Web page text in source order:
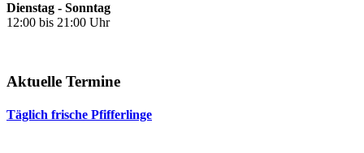
Dienstag - Sonntag
12:00 bis 21:00 Uhr
Aktuelle Termine
Täglich frische Pfifferlinge